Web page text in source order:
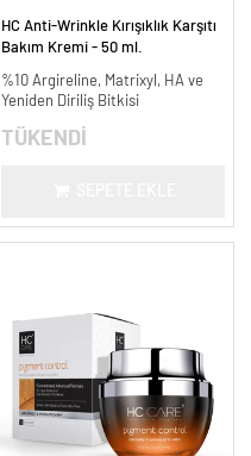
HC Anti-Wrinkle Kırışıklık Karşıtı
Bakım Kremi - 50 ml.
%10 Argireline, Matrixyl, HA ve
Yeniden Diriliş Bitkisi
TÜKENDİ